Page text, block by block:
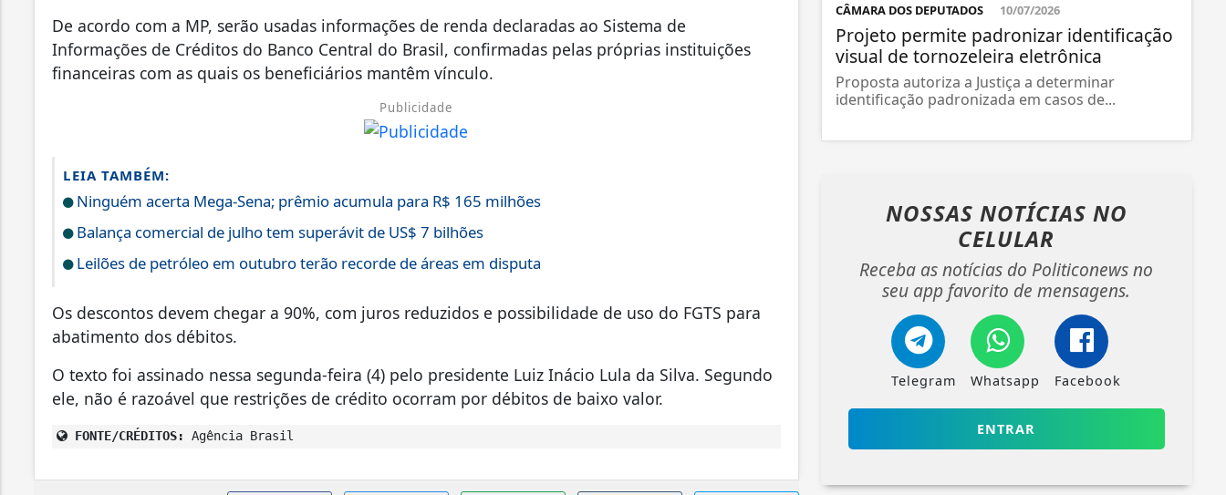
De acordo com a MP, serão usadas informações de renda declaradas ao Sistema de
Informações de Créditos do Banco Central do Brasil, confirmadas pelas próprias instituições
financeiras com as quais os beneficiários mantêm vínculo.
Publicidade
LEIA TAMBÉM:
Ninguém acerta Mega-Sena; prêmio acumula para R$ 165 milhões
Balança comercial de julho tem superávit de US$ 7 bilhões
Leilões de petróleo em outubro terão recorde de áreas em disputa
Os descontos devem chegar a 90%, com juros reduzidos e possibilidade de uso do FGTS para
abatimento dos débitos.
O texto foi assinado nessa segunda-feira (4) pelo presidente Luiz Inácio Lula da Silva. Segundo
ele, não é razoável que restrições de crédito ocorram por débitos de baixo valor.
FONTE/CRÉDITOS: Agência Brasil
CÂMARA DOS DEPUTADOS 10/07/2026
Projeto permite padronizar identificação
visual de tornozeleira eletrônica
Proposta autoriza a Justiça a determinar
identificação padronizada em casos de...
NOSSAS NOTÍCIAS NO
CELULAR
Receba as notícias do Politiconews no
seu app favorito de mensagens.
Telegram Whatsapp Facebook
ENTRAR